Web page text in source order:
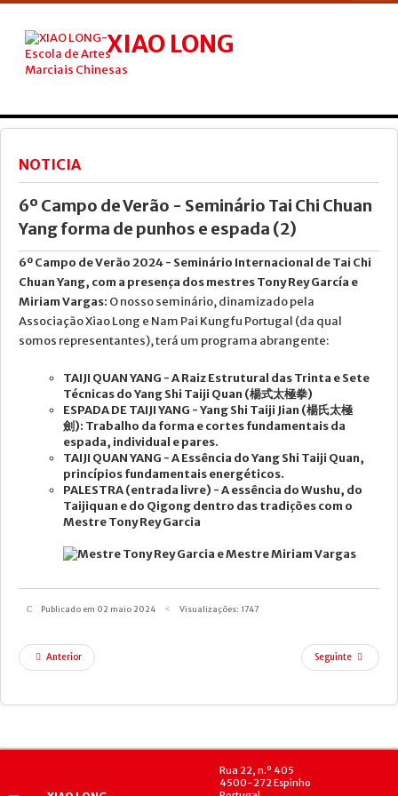
XIAO LONG
ESCOLA DE ARTES MARCIAIS CHINESAS
INICIO
KUNG FU
QIGONG
AULA KIDS
TERAPIAS
CURSOS
NOTICIA
EMAIL
MÉDIA
NOTICIA
6º Campo de Verão - Seminário Tai Chi Chuan
Yang forma de punhos e espada (2)
6º Campo de Verão 2024 - Seminário Internacional de Tai Chi
Chuan Yang, com a presença dos mestres Tony Rey García e
Miriam Vargas: O nosso seminário, dinamizado pela
Associação Xiao Long e Nam Pai Kungfu Portugal (da qual
somos representantes), terá um programa abrangente:
TAIJI QUAN YANG - A Raiz Estrutural das Trinta e Sete
Técnicas do Yang Shi Taiji Quan (楊式太極拳)
ESPADA DE TAIJI YANG - Yang Shi Taiji Jian (楊氏太極
劍): Trabalho da forma e cortes fundamentais da
espada, individual e pares.
TAIJI QUAN YANG - A Essência do Yang Shi Taiji Quan,
princípios fundamentais energéticos.
PALESTRA (entrada livre) - A essência do Wushu, do
Taijiquan e do Qigong dentro das tradições com o
Mestre Tony Rey Garcia
Publicado em 02 maio 2024 Visualizações: 1747
Anterior Seguinte
Rua 22, n.º 405
4500-272 Espinho